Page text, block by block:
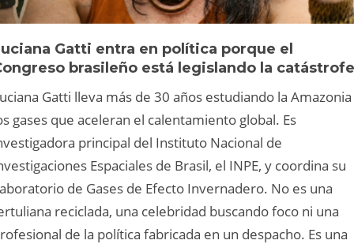
Gatti entra en política porque el
brasileño está legislando la
Gatti lleva más de 30 años estudiando la
gases que aceleran el calentamiento global. Es
principal del Instituto Nacional de
Espaciales de Brasil, el INPE, y coordina su
de Gases de Efecto Invernadero. No es una
reciclada, una celebridad buscando foco ni una
de la política fabricada en un despacho. Es una